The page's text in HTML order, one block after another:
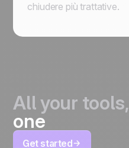
chiudere più trattative.
All your tools,
one
Get started